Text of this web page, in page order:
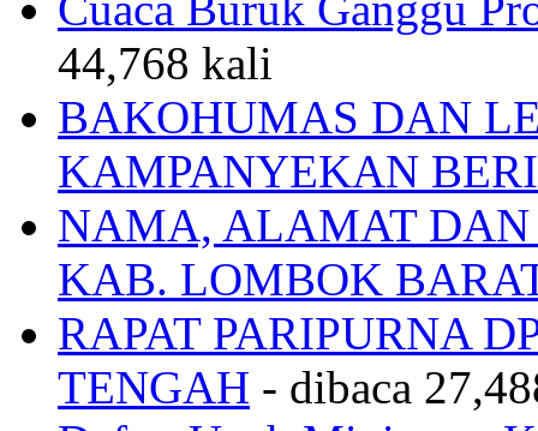
44,768 kali
BAKOHUMAS DAN
KAMPANYEKAN
NAMA, ALAMAT DAN
KAB. LOMBOK
RAPAT PARIPURNA
TENGAH - dibaca